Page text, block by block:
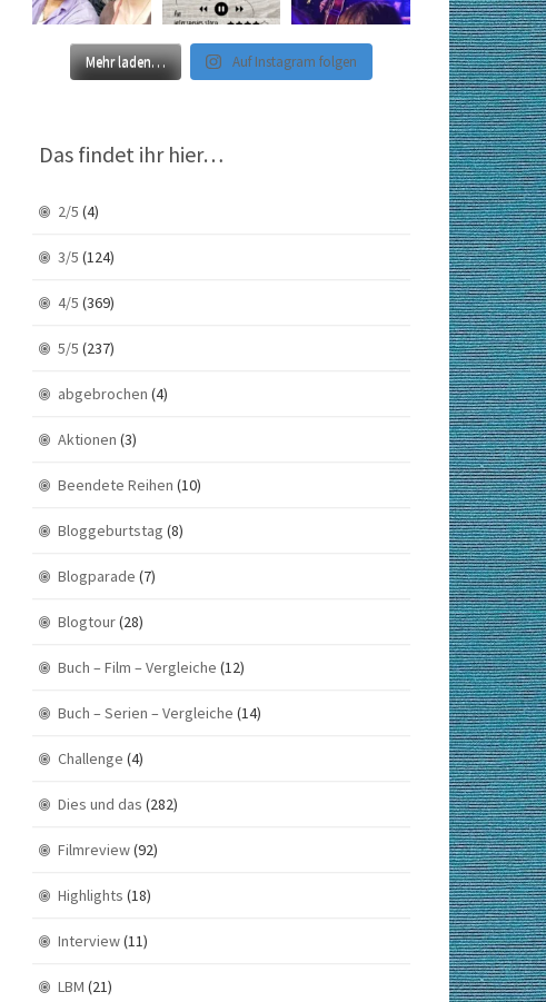
Mehr laden… Auf Instagram folgen
Das findet ihr hier…
2/5 (4)
3/5 (124)
4/5 (369)
5/5 (237)
abgebrochen (4)
Aktionen (3)
Beendete Reihen (10)
Bloggeburtstag (8)
Blogparade (7)
Blogtour(28)
Buch – Film – Vergleiche (12)
Buch – Serien – Vergleiche (14)
Challenge (4)
Dies und das (282)
Filmreview(92)
Highlights (18)
Interview(11)
LBM (21)